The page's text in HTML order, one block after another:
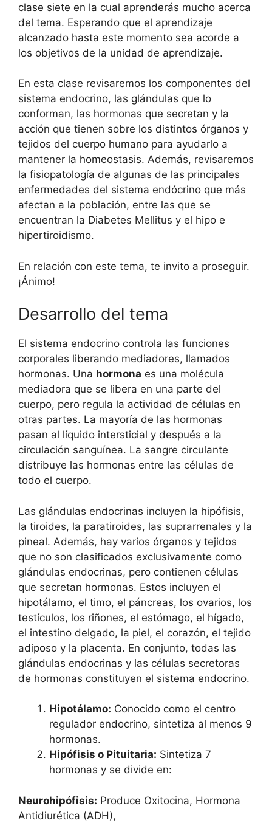
clase siete en la cual aprenderás mucho acerca
del tema. Esperando que el aprendizaje
alcanzado hasta este momento sea acorde a
los objetivos de la unidad de aprendizaje.
En esta clase revisaremos los componentes del
sistema endocrino, las glándulas que lo
conforman, las hormonas que secretan y la
acción que tienen sobre los distintos órganos y
tejidos del cuerpo humano para ayudarlo a
mantener la homeostasis. Además, revisaremos
la fisiopatología de algunas de las principales
enfermedades del sistema endócrino que más
afectan a la población, entre las que se
encuentran la Diabetes Mellitus y el hipo e
hipertiroidismo.
En relación con este tema, te invito a proseguir.
¡Ánimo!
Desarrollo del tema
El sistema endocrino controla las funciones
corporales liberando mediadores, llamados
hormonas. Una hormona es una molécula
mediadora que se libera en una parte del
cuerpo, pero regula la actividad de células en
otras partes. La mayoría de las hormonas
pasan al líquido intersticial y después a la
circulación sanguínea. La sangre circulante
distribuye las hormonas entre las células de
todo el cuerpo.
Las glándulas endocrinas incluyen la hipófisis,
la tiroides, la paratiroides, las suprarrenales y la
pineal. Además, hay varios órganos y tejidos
que no son clasificados exclusivamente como
glándulas endocrinas, pero contienen células
que secretan hormonas. Estos incluyen el
hipotálamo, el timo, el páncreas, los ovarios, los
testículos, los riñones, el estómago, el hígado,
el intestino delgado, la piel, el corazón, el tejido
adiposo y la placenta. En conjunto, todas las
glándulas endocrinas y las células secretoras
de hormonas constituyen el sistema endocrino.
Hipotálamo: Conocido como el centro
regulador endocrino, sintetiza al menos 9
hormonas.
Hipófisis o Pituitaria: Sintetiza 7
hormonas y se divide en:
Neurohipófisis: Produce Oxitocina, Hormona
Antidiurética (ADH),